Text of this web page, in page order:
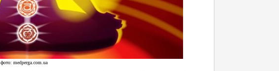
фото: medperga.com.ua